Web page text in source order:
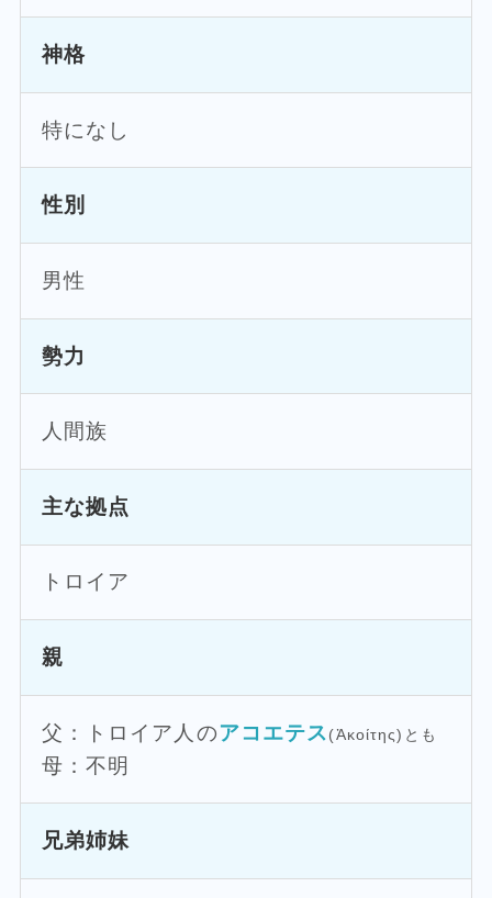
神格
特になし
性別
男性
勢力
人間族
主な拠点
トロイア
親
父：トロイア人のアコエテス(Ἀκοίτης)とも
母：不明
兄弟姉妹